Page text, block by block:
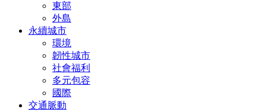
東部
外島
永續城市
環境
韌性城市
社會福利
多元包容
國際
交通脈動